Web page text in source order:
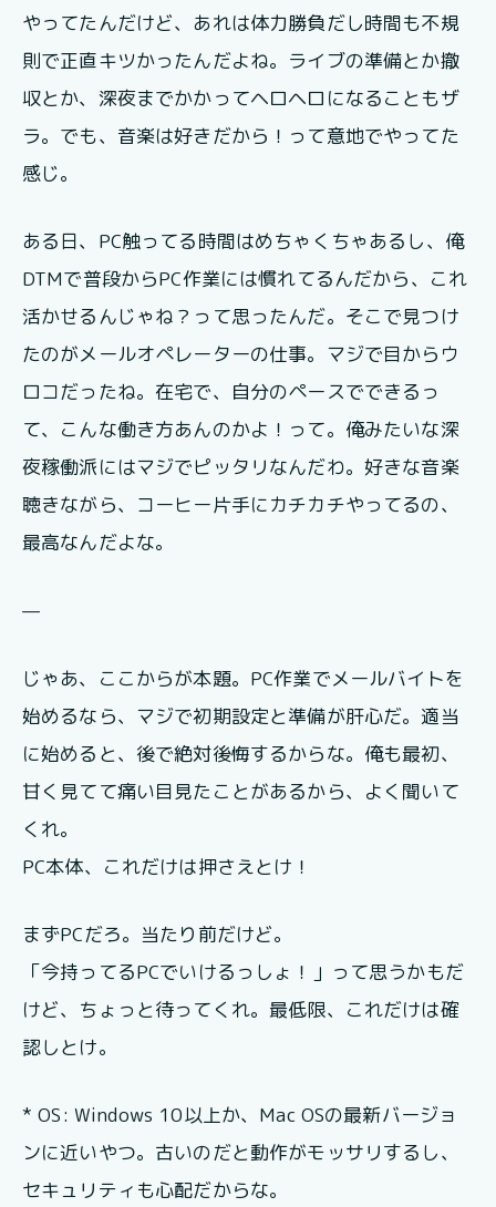
やってたんだけど、あれは体力勝負だし時間も不規
則で正直キツかったんだよね。ライブの準備とか撤
収とか、深夜までかかってヘロヘロになることもザ
ラ。でも、音楽は好きだから！って意地でやってた
感じ。
ある日、PC触ってる時間はめちゃくちゃあるし、俺
DTMで普段からPC作業には慣れてるんだから、これ
活かせるんじゃね？って思ったんだ。そこで見つけ
たのがメールオペレーターの仕事。マジで目からウ
ロコだったね。在宅で、自分のペースでできるっ
て、こんな働き方あんのかよ！って。俺みたいな深
夜稼働派にはマジでピッタリなんだわ。好きな音楽
聴きながら、コーヒー片手にカチカチやってるの、
最高なんだよな。
—
じゃあ、ここからが本題。PC作業でメールバイトを
始めるなら、マジで初期設定と準備が肝心だ。適当
に始めると、後で絶対後悔するからな。俺も最初、
甘く見てて痛い目見たことがあるから、よく聞いて
くれ。
PC本体、これだけは押さえとけ！
まずPCだろ。当たり前だけど。
「今持ってるPCでいけるっしょ！」って思うかもだ
けど、ちょっと待ってくれ。最低限、これだけは確
認しとけ。
* OS: Windows 10以上か、Mac OSの最新バージョ
ンに近いやつ。古いのだと動作がモッサリするし、
セキュリティも心配だからな。